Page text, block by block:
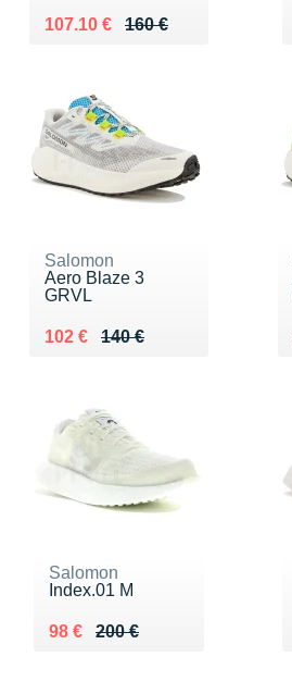
160 €
Au lieu de 160 €
107.10 €
Vendu 107.10 €
Salomon
Aero Blaze 3
GRVL
140 €
Au lieu de 140 €
102 €
Vendu 102 €
Salomon
Index.01 M
200 €
Au lieu de 200 €
98 €
Vendu 98 €